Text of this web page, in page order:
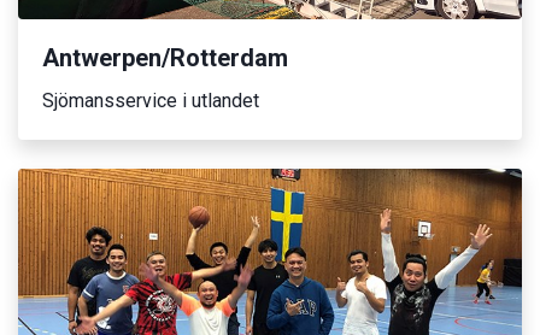
Antwerpen/Rotterdam
Sjömansservice i utlandet